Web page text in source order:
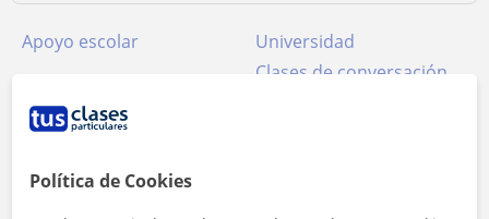
Apoyo escolar
Universidad
Clases de conversación
Clases de Inglés
Castellana y Literatura
Política de Cookies